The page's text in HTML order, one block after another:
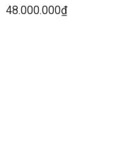
48.000.000₫